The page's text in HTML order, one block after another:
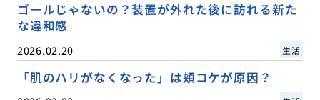
ゴールじゃないの？装置が外れた後に訪れる新た
な違和感
2026.02.20 生活
「肌のハリがなくなった」は頬コケが原因？